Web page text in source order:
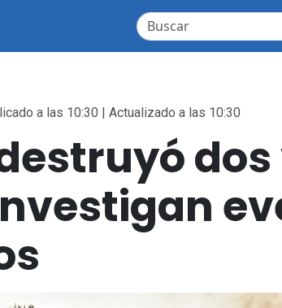
a las 10:30 | Actualizado a las 10:30